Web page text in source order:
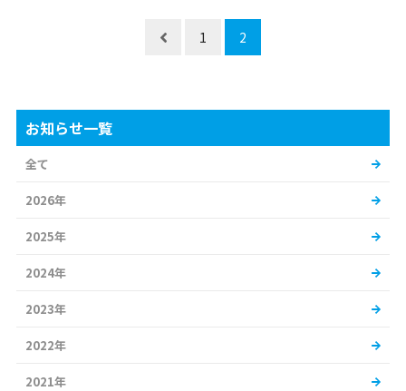
1 2
お知らせ一覧
全て
2026年
2025年
2024年
2023年
2022年
2021年